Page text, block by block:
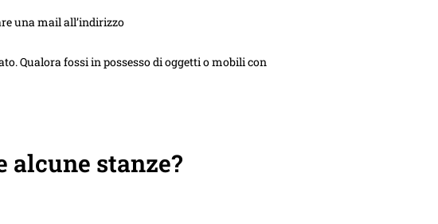
una mail all’indirizzo
Qualora fossi in possesso di oggetti o mobili con
alcune stanze?